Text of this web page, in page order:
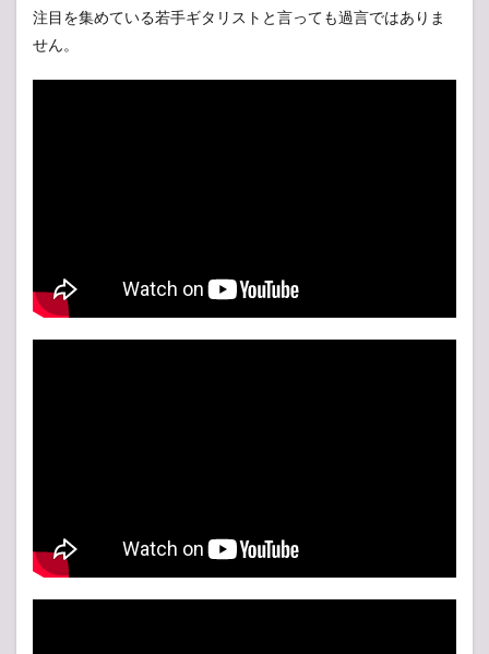
注目を集めている若手ギタリストと言っても過言ではありま
せん。